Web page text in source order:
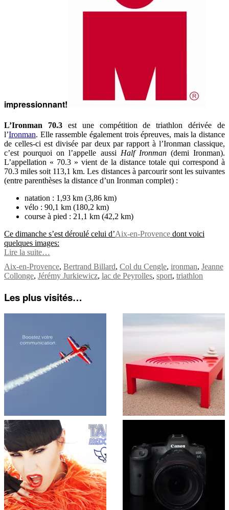
impressionnant!
L’Ironman 70.3est une compétition de triathlon dérivée de
l’Ironman. Elle rassemble également trois épreuves, mais la distance
de celles-ci est divisée par deux par rapport à l’Ironman classique,
c’est pourquoi on l’appelle aussi Half Ironman(demi Ironman).
L’appellation « 70.3 » vient de la distance totale qui correspond à
70.3 miles soit 113,1 km. Les distances à parcourir sont les suivantes
(entre parenthèses la distance d’un Ironman complet) :
natation : 1,93 km (3,86 km)
vélo : 90,1 km (180,2 km)
course à pied : 21,1 km (42,2 km)
Ce dimanche s’est déroulé celui d’Aix-en-Provence dont voici
quelques images:
Lire la suite…
Aix-en-Provence, Bertrand Billard, Col du Cengle, ironman, Jeanne
Collonge, Jérémy Jurkiewicz, lac de Peyrolles, sport, triathlon
Les plus visités…